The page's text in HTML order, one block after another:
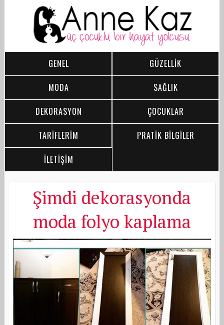
GENEL
GÜZELLİK
MODA
SAĞLIK
DEKORASYON
ÇOCUKLAR
TARİFLERİM
PRATİK BİLGİLER
İLETİŞİM
Şimdi dekorasyonda
moda folyo kaplama